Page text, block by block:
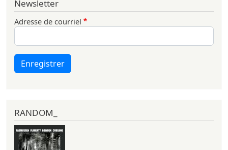
Newsletter
Adresse de courriel
Enregistrer
RANDOM_